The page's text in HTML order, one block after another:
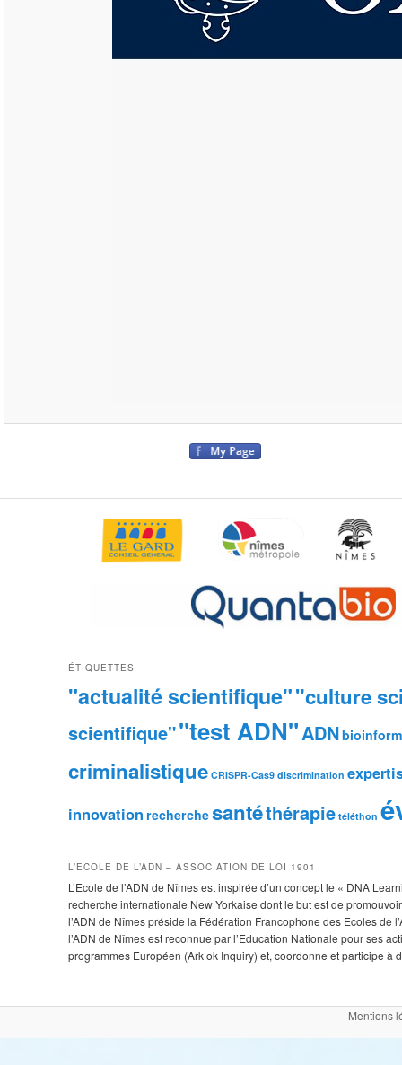
ÉTIQUETTES
"actualité scientifique""culture
scientifique""test ADN"ADN
criminalistique CRISPR-Cas9 discrimination
innovation recherchesantéthérapie téléthon
L’ECOLE DE L’ADN – ASSOCIATION DE LOI 1901
L’Ecole de l’ADN de Nîmes est inspirée d’un concept le « DNA
recherche internationale New Yorkaise dont le but est de
l’ADN de Nîmes préside la Fédération Francophone des Ecoles de
l’ADN de Nîmes est reconnue par l’Education Nationale pour ses
programmes Européen (Ark ok Inquiry) et, coordonne et participe
Mentions